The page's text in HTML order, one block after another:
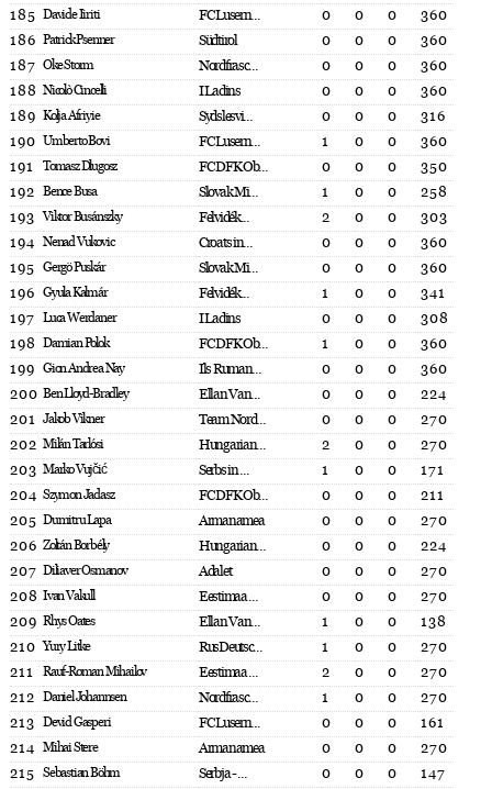
185 Davide Iiriti FC Lusern... 0 0 0
360
186 Patrick Psenner Südtirol 0 0 0
360
187 Oke Storm Nordfrasc... 0 0 0
360
188 Nicolò Cincelli I Ladins 0 0 0
360
189 Kolja Afriyie Sydslesvi... 0 0 0
316
190 Umberto Bovi FC Lusern... 1 0 0
360
191
Tomasz Dlugosz FC DFK Ob... 0 0 0
350
192 Bence Busa Slovak Mi... 1 0 0
258
193 Viktor Busánszky Felvidék... 2 0 0
303
194 Nenad Vukovic Croats in... 0 0 0
360
195 Gergö Puskár Slovak Mi... 0 0 0
360
196 Gyula Kalmár Felvidék... 1 0 0
341
197 Luca Werdaner I Ladins 0 0 0
308
198 Damian Polok FC DFK Ob... 1 0 0
360
199 Gion Andrea Nay Ils Ruman... 0 0 0
360
200 Ben Lloyd-Bradley Ellan Van... 0 0 0
224
201 Jakob Vikner Team Nord... 0 0 0
270
202 Milán Tarlósi Hungarian... 2 0 0
270
203 Marko Vujčić Serbs in ... 1 0 0
171
204 Szymon Jadasz FC DFK Ob... 0 0 0
211
205 Dumitru Lapa Armanamea 0 0 0
270
206 Zoltán Borbély Hungarian... 0 0 0
224
207 Diliaver Osmanov Adalet 0 0 0
270
208 Ivan Vakull Eestimaa ... 0 0 0
270
209 Rhys Oates Ellan Van... 1 0 0
138
210 Yury Litke RusDeutsc... 1 0 0
270
211
Rauf-Roman Mihailov Eestimaa ... 2 0 0
270
212 Daniel Johannsen Nordfrasc... 1 0 0
270
213 Devid Gasperi FC Lusern... 0 0 0
161
214 Mihai Stere Armanamea 0 0 0
270
215 Sebastian Böhm Serbja - ... 0 0 0
147